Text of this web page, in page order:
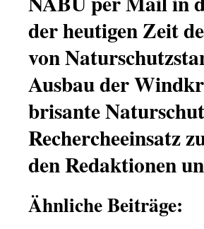
der heutigen Zeit
von
Ausbau der
brisante
Rechercheeinsatz
den Redaktionen
Ähnliche Beiträge: